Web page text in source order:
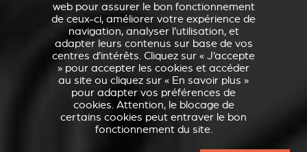
web pour assurer le bon fonctionnement
de ceux-ci, améliorer votre expérience de
navigation, analyser l’utilisation, et
adapter leurs contenus sur base de vos
centres d’intérêts. Cliquez sur « J’accepte
» pour accepter les cookies et accéder
au site ou cliquez sur « En savoir plus »
pour adapter vos préférences de
cookies. Attention, le blocage de
certains cookies peut entraver le bon
fonctionnement du site.